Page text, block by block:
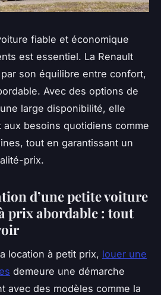
fiable et économique
est essentiel. La Renault
son équilibre entre confort,
Avec des options de
large disponibilité, elle
aux besoins quotidiens comme
tout en garantissant un
prix.
d’une petite voiture
prix abordable : tout
location à petit prix, louer une
demeure une démarche
avec des modèles comme la